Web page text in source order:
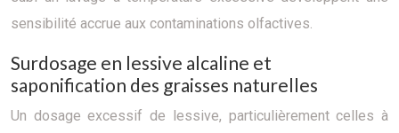
sensibilité accrue aux contaminations olfactives.
Surdosage en lessive alcaline et
saponification des graisses naturelles
Un dosage excessif de lessive, particulièrement celles à